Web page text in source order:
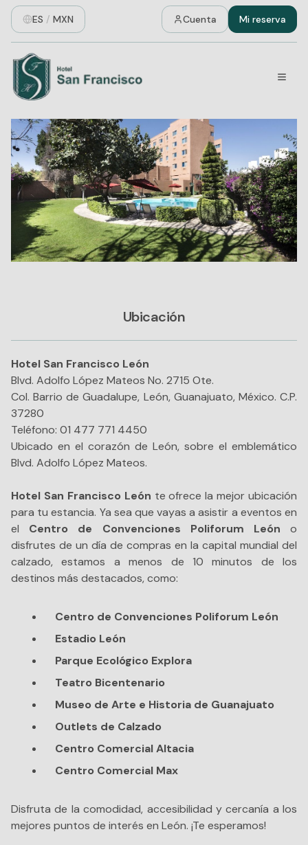
ES / MXN Cuenta Mi reserva
Ubicación
Hotel San Francisco León
Blvd. Adolfo López Mateos No. 2715 Ote.
Col. Barrio de Guadalupe, León, Guanajuato, México. C.P.
37280
Teléfono: 01 477 771 4450
Ubicado en el corazón de León, sobre el emblemático
Blvd. Adolfo López Mateos.
Hotel San Francisco León te ofrece la mejor ubicación
para tu estancia. Ya sea que vayas a asistir a eventos en
el Centro de Convenciones Poliforum León o
disfrutes de un día de compras en la capital mundial del
calzado, estamos a menos de 10 minutos de los
destinos más destacados, como:
Centro de Convenciones Poliforum León
Estadio León
Parque Ecológico Explora
Teatro Bicentenario
Museo de Arte e Historia de Guanajuato
Outlets de Calzado
Centro Comercial Altacia
Centro Comercial Max
Disfruta de la comodidad, accesibilidad y cercanía a los
mejores puntos de interés en León. ¡Te esperamos!